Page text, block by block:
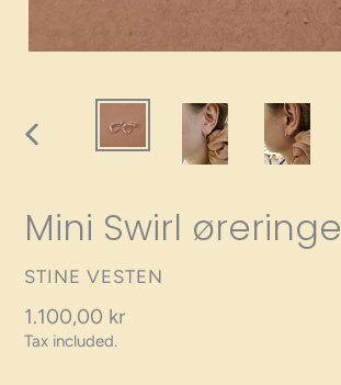
PREVIOUS
Mini Swirl øreringe
VENDOR
STINE VESTEN
Regular
price
1.100,00 kr
Tax included.